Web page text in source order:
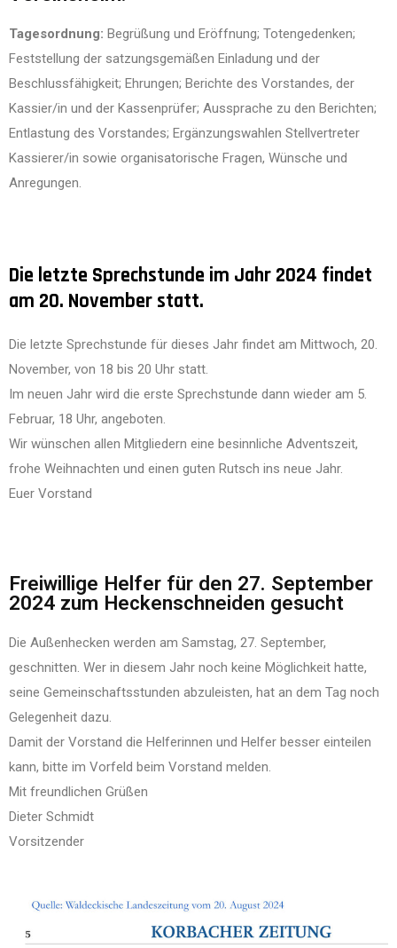
Tagesordnung: Begrüßung und Eröffnung; Totengedenken;
Feststellung der satzungsgemäßen Einladung und der
Beschlussfähigkeit; Ehrungen; Berichte des Vorstandes, der
Kassier/in und der Kassenprüfer; Aussprache zu den Berichten;
Entlastung des Vorstandes; Ergänzungswahlen Stellvertreter
Kassierer/in sowie organisatorische Fragen, Wünsche und
Anregungen.
Die letzte Sprechstunde im Jahr 2024 findet
am 20. November statt.
Die letzte Sprechstunde für dieses Jahr findet am Mittwoch, 20.
November, von 18 bis 20 Uhr statt.
Im neuen Jahr wird die erste Sprechstunde dann wieder am 5.
Februar, 18 Uhr, angeboten.
Wir wünschen allen Mitgliedern eine besinnliche Adventszeit,
frohe Weihnachten und einen guten Rutsch ins neue Jahr.
Euer Vorstand
Freiwillige Helfer für den 27. September
2024 zum Heckenschneiden gesucht
Die Außenhecken werden am Samstag, 27. September,
geschnitten. Wer in diesem Jahr noch keine Möglichkeit hatte,
seine Gemeinschaftsstunden abzuleisten, hat an dem Tag noch
Gelegenheit dazu.
Damit der Vorstand die Helferinnen und Helfer besser einteilen
kann, bitte im Vorfeld beim Vorstand melden.
Mit freundlichen Grüßen
Dieter Schmidt
Vorsitzender